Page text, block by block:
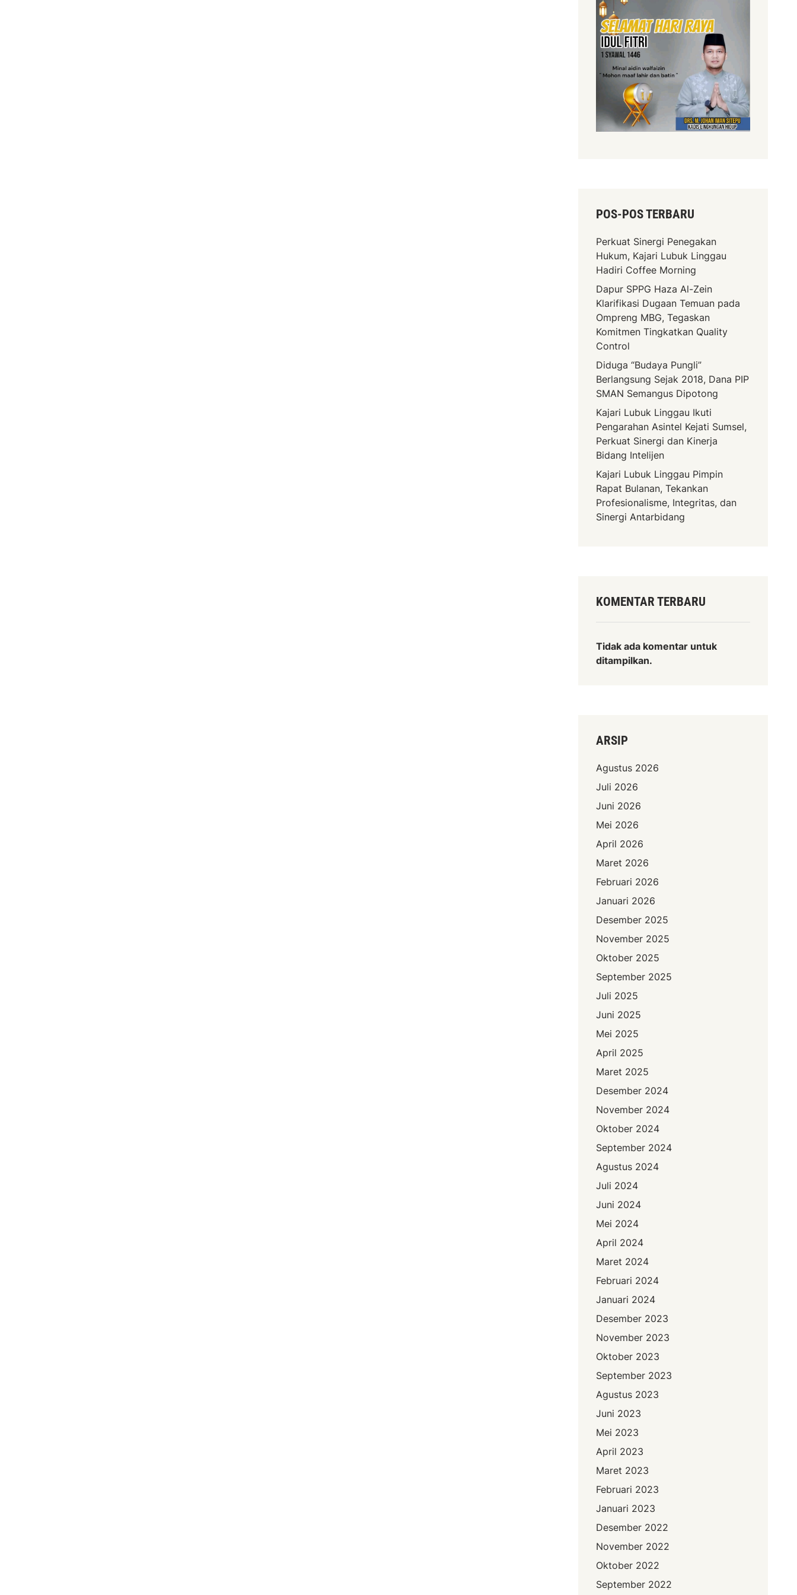
POS-POS TERBARU
Perkuat Sinergi Penegakan
Hukum, Kajari Lubuk Linggau
Hadiri Coffee Morning
Dapur SPPG Haza Al-Zein
Klarifikasi Dugaan Temuan pada
Ompreng MBG, Tegaskan
Komitmen Tingkatkan Quality
Control
Diduga “Budaya Pungli”
Berlangsung Sejak 2018, Dana PIP
SMAN Semangus Dipotong
Kajari Lubuk Linggau Ikuti
Pengarahan Asintel Kejati Sumsel,
Perkuat Sinergi dan Kinerja
Bidang Intelijen
Kajari Lubuk Linggau Pimpin
Rapat Bulanan, Tekankan
Profesionalisme, Integritas, dan
Sinergi Antarbidang
KOMENTAR TERBARU
Tidak ada komentar untuk
ditampilkan.
ARSIP
Agustus 2026
Juli 2026
Juni 2026
Mei 2026
April 2026
Maret 2026
Februari 2026
Januari 2026
Desember 2025
November 2025
Oktober 2025
September 2025
Juli 2025
Juni 2025
Mei 2025
April 2025
Maret 2025
Desember 2024
November 2024
Oktober 2024
September 2024
Agustus 2024
Juli 2024
Juni 2024
Mei 2024
April 2024
Maret 2024
Februari 2024
Januari 2024
Desember 2023
November 2023
Oktober 2023
September 2023
Agustus 2023
Juni 2023
Mei 2023
April 2023
Maret 2023
Februari 2023
Januari 2023
Desember 2022
November 2022
Oktober 2022
September 2022